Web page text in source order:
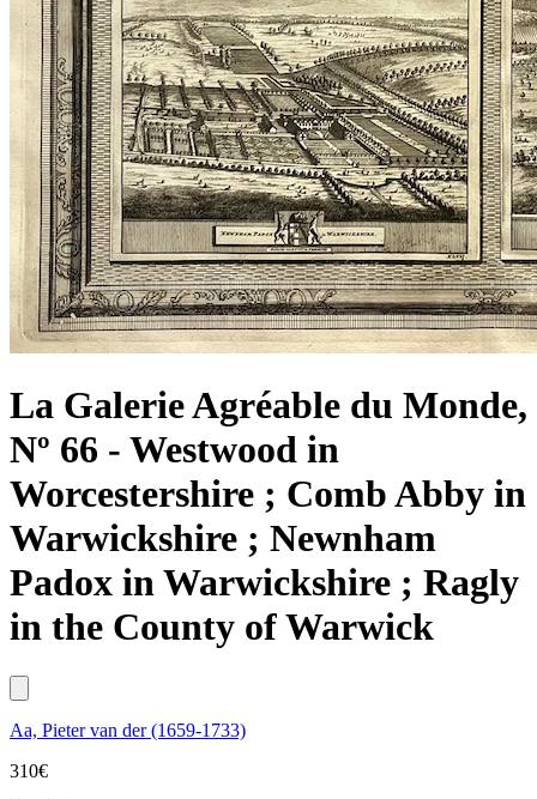
La Galerie Agréable du Monde,
Nº 66 - Westwood in
Worcestershire ; Comb Abby in
Warwickshire ; Newnham
Padox in Warwickshire ; Ragly
in the County of Warwick
Aa, Pieter van der (1659-1733)
310€